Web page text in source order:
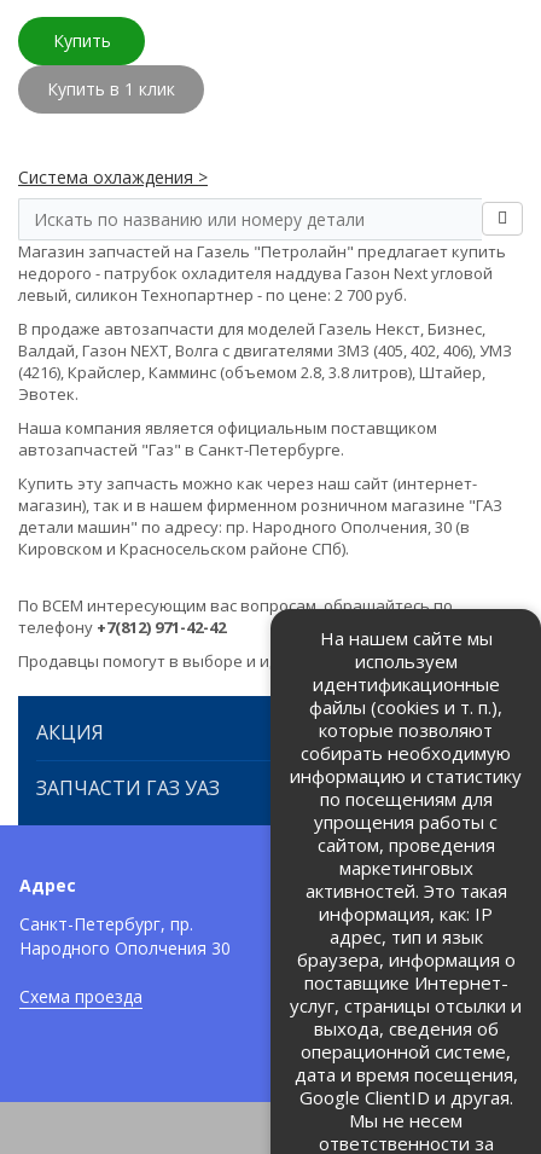
Купить
Купить в 1 клик
Система охлаждения >
Магазин запчастей на Газель "Петролайн" предлагает купить
недорого - патрубок охладителя наддува Газон Next угловой
левый, силикон Технопартнер - по цене: 2 700 руб.
В продаже автозапчасти для моделей Газель Некст, Бизнес,
Валдай, Газон NEXT, Волга с двигателями ЗМЗ (405, 402, 406), УМЗ
(4216), Крайслер, Камминс (объемом 2.8, 3.8 литров), Штайер,
Эвотек.
Наша компания является официальным поставщиком
автозапчастей "Газ" в Санкт-Петербурге.
Купить эту запчасть можно как через наш сайт (интернет-
магазин), так и в нашем фирменном розничном магазине "ГАЗ
детали машин" по адресу: пр. Народного Ополчения, 30 (в
Кировском и Красносельском районе СПб).
По ВСЕМ интересующим вас вопросам, обращайтесь по
телефону +7(812) 971-42-42
Продавцы помогут в выборе и идентификации товара.
АКЦИЯ
ЗАПЧАСТИ ГАЗ УАЗ
Адрес
Санкт-Петербург, пр.
Народного Ополчения 30
Схема проезда
Телефоны:
+7 (812) 971-42-42
Политика об обработке и
защите персональных данных
Соглашение на обработку
персональных данных
На нашем сайте мы
используем
идентификационные
файлы (cookies и т. п.),
которые позволяют
собирать необходимую
информацию и статистику
по посещениям для
упрощения работы с
сайтом, проведения
маркетинговых
активностей. Это такая
информация, как: IP
адрес, тип и язык
браузера, информация о
поставщике Интернет-
услуг, страницы отсылки и
выхода, сведения об
операционной системе,
дата и время посещения,
Google ClientID и другая.
Мы не несем
ответственности за